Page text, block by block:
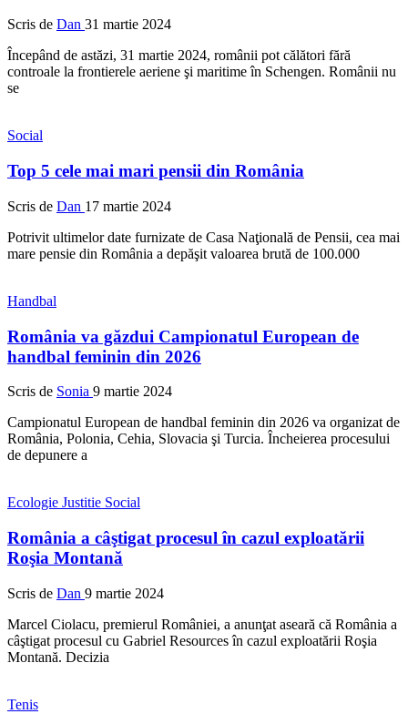
Scris de Dan 31 martie 2024
Începând de astăzi, 31 martie 2024, românii pot călători fără
controale la frontierele aeriene şi maritime în Schengen. Românii nu
se
Social
Top 5 cele mai mari pensii din România
Scris de Dan 17 martie 2024
Potrivit ultimelor date furnizate de Casa Naţională de Pensii, cea mai
mare pensie din România a depăşit valoarea brută de 100.000
Handbal
România va găzdui Campionatul European de
handbal feminin din 2026
Scris de Sonia 9 martie 2024
Campionatul European de handbal feminin din 2026 va organizat de
România, Polonia, Cehia, Slovacia şi Turcia. Încheierea procesului
de depunere a
Ecologie Justitie Social
România a câştigat procesul în cazul exploatării
Roşia Montană
Scris de Dan 9 martie 2024
Marcel Ciolacu, premierul României, a anunţat aseară că România a
câştigat procesul cu Gabriel Resources în cazul exploatării Roşia
Montană. Decizia
Tenis